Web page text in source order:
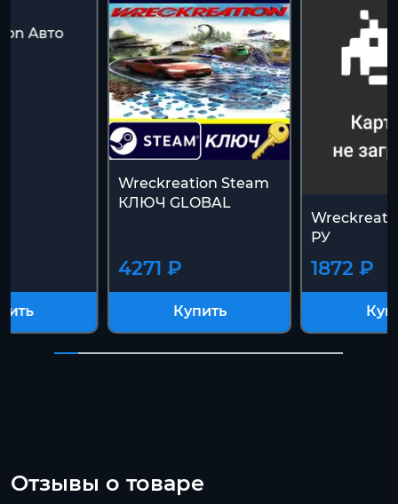
Авто
Wreckreation Steam
КЛЮЧ GLOBAL
4271 ₽
Купить
РУ
1872 ₽
Отзывы о товаре